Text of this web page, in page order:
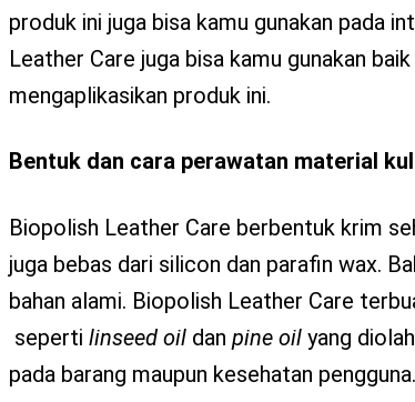
produk ini juga bisa kamu gunakan pada
Leather Care juga bisa kamu gunakan
mengaplikasikan produk ini.
Bentuk dan cara perawatan material
Biopolish Leather Care berbentuk krim
juga bebas dari silicon dan parafin wax.
bahan alami. Biopolish Leather Care
seperti linseed oil dan pine oil yang
pada barang maupun kesehatan pengguna.